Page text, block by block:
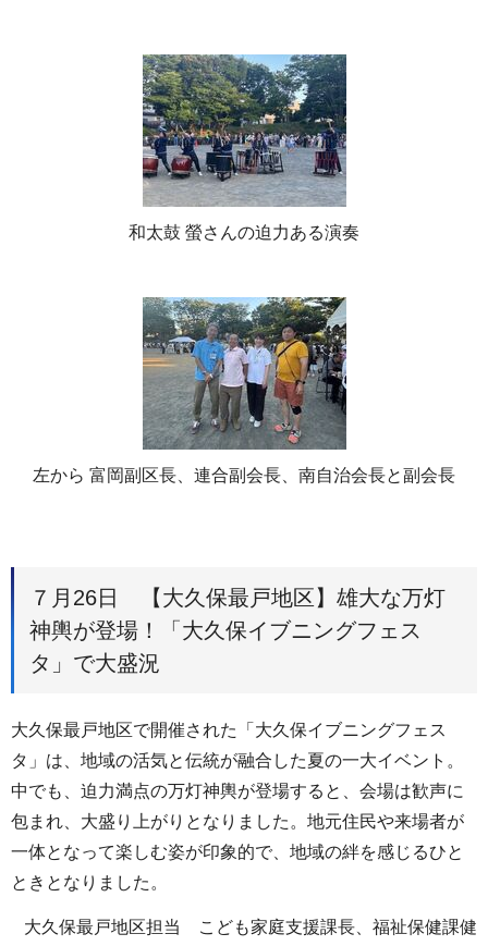
和太鼓 螢さんの迫力ある演奏
左から 富岡副区長、連合副会長、南自治会長と副会長
７月26日 【大久保最戸地区】雄大な万灯
神輿が登場！「大久保イブニングフェス
タ」で大盛況
大久保最戸地区で開催された「大久保イブニングフェス
タ」は、地域の活気と伝統が融合した夏の一大イベント。
中でも、迫力満点の万灯神輿が登場すると、会場は歓声に
包まれ、大盛り上がりとなりました。地元住民や来場者が
一体となって楽しむ姿が印象的で、地域の絆を感じるひと
ときとなりました。
大久保最戸地区担当 こども家庭支援課長、福祉保健課健